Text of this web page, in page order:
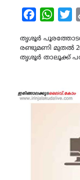
Facebook
തൃശൂര്‍
രണ്ടുമണി മുതല്‍
തൃശൂര്‍ താലൂക്ക്